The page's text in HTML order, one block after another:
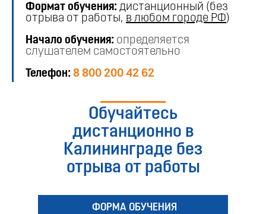
Формат обучения: дистанционный (без
отрыва от работы, в любом городе РФ)
Начало обучения: определяется
слушателем самостоятельно
Телефон: 8 800 200 42 62
Обучайтесь
дистанционно в
Калининграде без
отрыва от работы
ФОРМА ОБУЧЕНИЯ